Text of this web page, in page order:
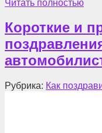
Читать полностью
Короткие и
Рубрика: Как